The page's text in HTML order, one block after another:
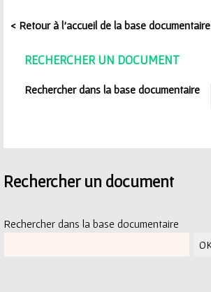
c
i
< Retour à l'accueil de la base documentaire
RECHERCHER UN DOCUMENT
Rechercher dans la base documentaire
Rechercher un document
Rechercher dans la base documentaire